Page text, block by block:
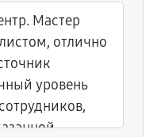
Мастер
отлично
уровень